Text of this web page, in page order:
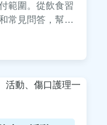
範圍。從飲食習
常見問答，幫助
性強，適合有結